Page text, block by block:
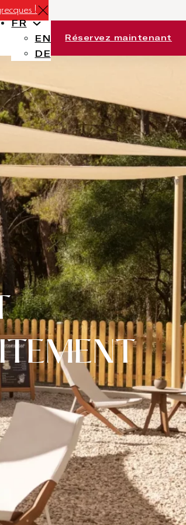
!
FR
EN
DE
Réservez maintenant